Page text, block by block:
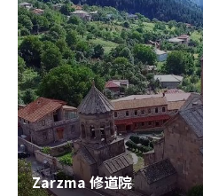
Zarzma 修道院